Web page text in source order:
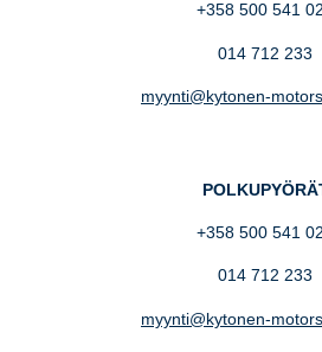
+358 500 541
014 712 233
myynti@kytonen-
+358 500 541
014 712 233
myynti@kytonen-